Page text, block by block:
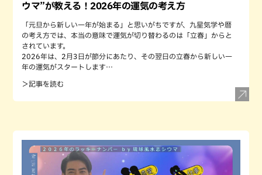
ウマ”が教える！2026年の運気の考え方
「元旦から新しい一年が始まる」と思いがちですが、九星気学や暦
の考え方では、本当の意味で運気が切り替わるのは「立春」からと
されています。
2026年は、2月3日が節分にあたり、その翌日の立春から新しい一
年の運気がスタートします…
＞記事を読む